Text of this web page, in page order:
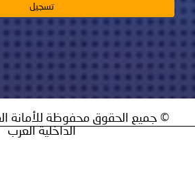
محفوظة للأمانة العامة لمجلس وزراء